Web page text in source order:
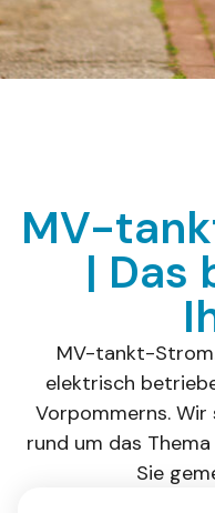
MV-
| Das
MV-tankt-
elektrisch
Vorpommerns.
rund um das
Sie